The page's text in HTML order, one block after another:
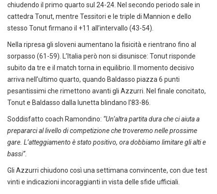
chiudendo il primo quarto sul 24-24. Nel secondo periodo sale in
cattedra Tonut, mentre Tessitori e le triple di Mannion e dello
stesso Tonut firmano il +11 all’intervallo (43-54).
Nella ripresa gli sloveni aumentano la fisicità e rientrano fino al
sorpasso (61-59). L’Italia però non si disunisce: Tonut risponde
subito da tre e il match torna in equilibrio. Il momento decisivo
arriva nell’ultimo quarto, quando Baldasso piazza 6 punti
pesantissimi che rimettono avanti gli Azzurri. Nel finale concitato,
Tonut e Baldasso dalla lunetta blindano l’83-86.
Soddisfatto coach Ramondino: “Un’altra partita dura che ci aiuta a
prepararci al livello di competizione che troveremo nelle prossime
gare. L’atteggiamento è stato positivo, ora dobbiamo limitare gli alti e
bassi”.
Gli Azzurri chiudono così una settimana convincente, con due test
vinti e indicazioni incoraggianti in vista delle sfide ufficiali.